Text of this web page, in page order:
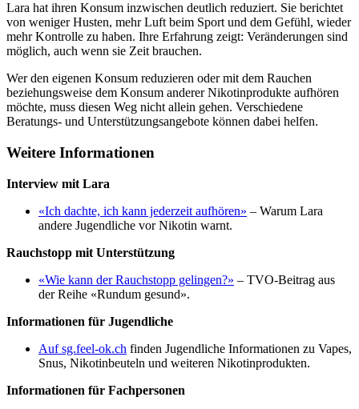
Lara hat ihren Konsum inzwischen deutlich reduziert. Sie berichtet
von weniger Husten, mehr Luft beim Sport und dem Gefühl, wieder
mehr Kontrolle zu haben. Ihre Erfahrung zeigt: Veränderungen sind
möglich, auch wenn sie Zeit brauchen.
Wer den eigenen Konsum reduzieren oder mit dem Rauchen
beziehungsweise dem Konsum anderer Nikotinprodukte aufhören
möchte, muss diesen Weg nicht allein gehen. Verschiedene
Beratungs- und Unterstützungsangebote können dabei helfen.
Weitere Informationen
Interview mit Lara
«Ich dachte, ich kann jederzeit aufhören» – Warum Lara
andere Jugendliche vor Nikotin warnt.
Rauchstopp mit Unterstützung
«Wie kann der Rauchstopp gelingen?» – TVO-Beitrag aus
der Reihe «Rundum gesund».
Informationen für Jugendliche
Auf sg.feel-ok.ch finden Jugendliche Informationen zu Vapes,
Snus, Nikotinbeuteln und weiteren Nikotinprodukten.
Informationen für Fachpersonen